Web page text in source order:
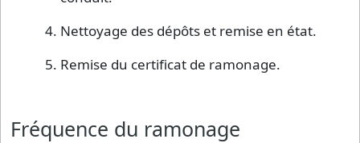
Nettoyage des dépôts et remise en état.
Remise du certificat de ramonage.
Fréquence du ramonage